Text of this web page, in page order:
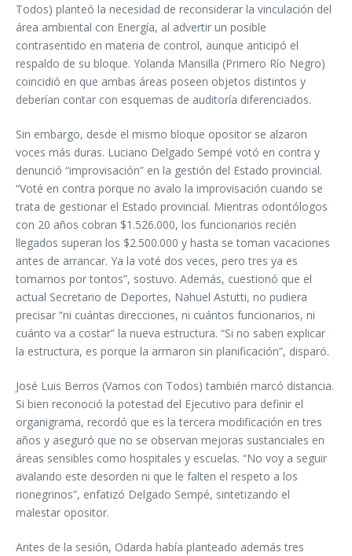
Todos) planteó la necesidad de reconsiderar la vinculación del
área ambiental con Energía, al advertir un posible
contrasentido en materia de control, aunque anticipó el
respaldo de su bloque. Yolanda Mansilla (Primero Río Negro)
coincidió en que ambas áreas poseen objetos distintos y
deberían contar con esquemas de auditoría diferenciados.
Sin embargo, desde el mismo bloque opositor se alzaron
voces más duras. Luciano Delgado Sempé votó en contra y
denunció “improvisación” en la gestión del Estado provincial.
“Voté en contra porque no avalo la improvisación cuando se
trata de gestionar el Estado provincial. Mientras odontólogos
con 20 años cobran $1.526.000, los funcionarios recién
llegados superan los $2.500.000 y hasta se toman vacaciones
antes de arrancar. Ya la voté dos veces, pero tres ya es
tomarnos por tontos”, sostuvo. Además, cuestionó que el
actual Secretario de Deportes, Nahuel Astutti, no pudiera
precisar “ni cuántas direcciones, ni cuántos funcionarios, ni
cuánto va a costar” la nueva estructura. “Si no saben explicar
la estructura, es porque la armaron sin planificación”, disparó.
José Luis Berros (Vamos con Todos) también marcó distancia.
Si bien reconoció la potestad del Ejecutivo para definir el
organigrama, recordó que es la tercera modificación en tres
años y aseguró que no se observan mejoras sustanciales en
áreas sensibles como hospitales y escuelas. “No voy a seguir
avalando este desorden ni que le falten el respeto a los
rionegrinos”, enfatizó Delgado Sempé, sintetizando el
malestar opositor.
Antes de la sesión, Odarda había planteado además tres